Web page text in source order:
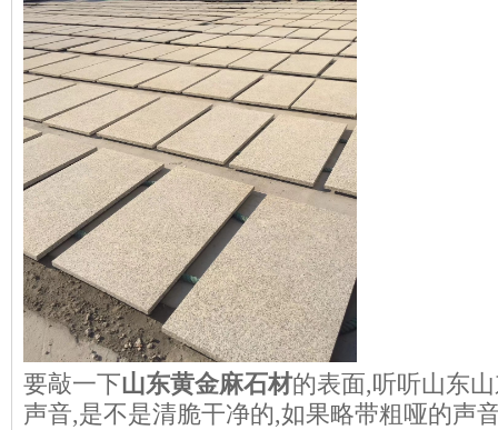
要敲一下山东黄金麻石材的表面,听听山东
声音,是不是清脆干净的,如果略带粗哑的声